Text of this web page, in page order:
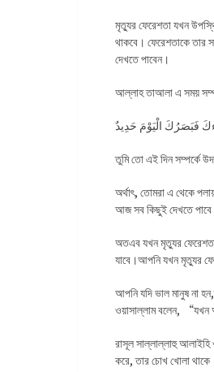
মৃত্যুর ফেরেশতা যখন
থাকবে। ফেরেশতাকে তার
দেখতে পাবেন।
আল্লাহ তাআলা এ সময়
فَبَصَرُكَ الْيَوْمَ حَدِيدٌ
তুমি তো এই দিন সম্পর্কে
অর্থাৎ, তোমরা এ থেকে
আজ সব কিছুই দেখতে
অতএব যখন মৃত্যুর
যাবে।আপনি যখন মৃত্যুর
আপনি যদি ভাল মানুষ না
ওয়াসাল্লাম বলেন, “যখন
রাসূল সাল্লাল্লাহু
করে, তার চোখ খোলা